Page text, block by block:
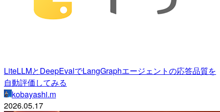
LiteLLMとDeepEvalでLangGraphエージェントの応答品質を
自動評価してみる
kobayashi.m
2026.05.17